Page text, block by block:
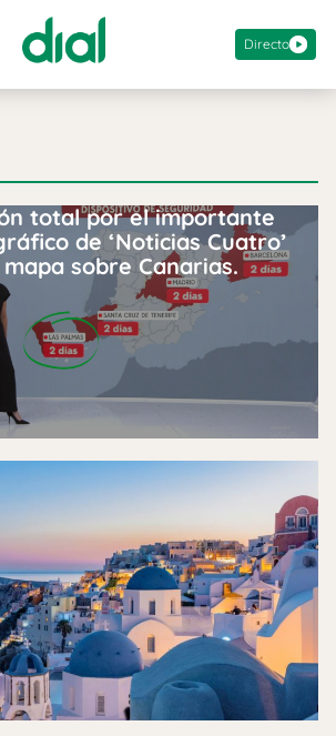
Directo
total por el importante
de ‘Noticias Cuatro’
sobre Canarias.